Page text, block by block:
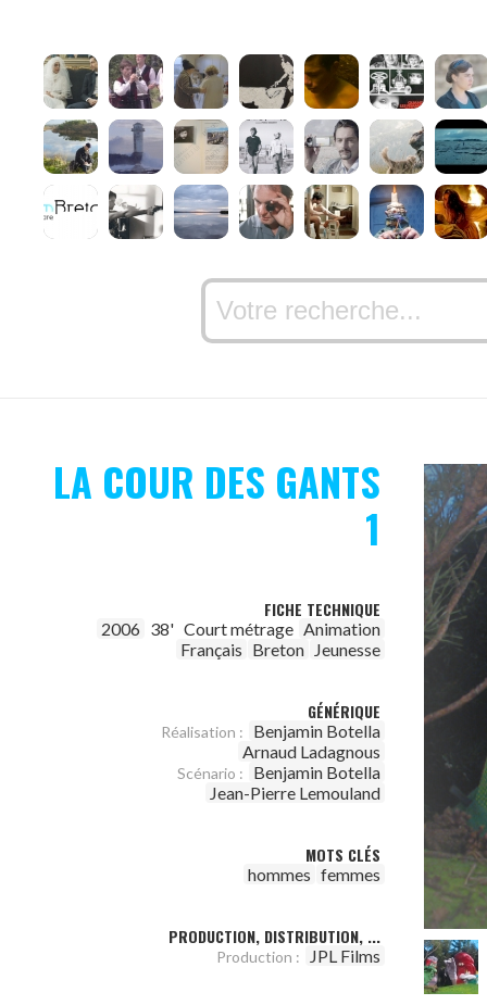
LA COUR DES GANTS
1
FICHE TECHNIQUE
2006 38' Court métrage Animation
Français Breton Jeunesse
GÉNÉRIQUE
Réalisation :
Benjamin Botella
Arnaud Ladagnous
Scénario :
Benjamin Botella
Jean-Pierre Lemouland
MOTS CLÉS
hommes femmes
PRODUCTION, DISTRIBUTION, ...
Production : JPL Films